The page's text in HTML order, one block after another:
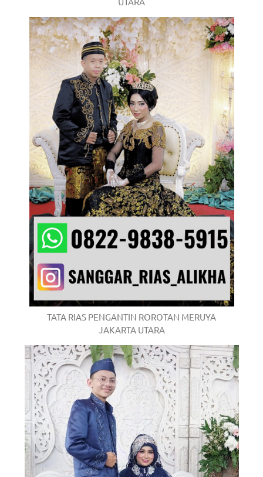
TATA RIAS PENGANTIN ROROTAN MERUYA
JAKARTA UTARA